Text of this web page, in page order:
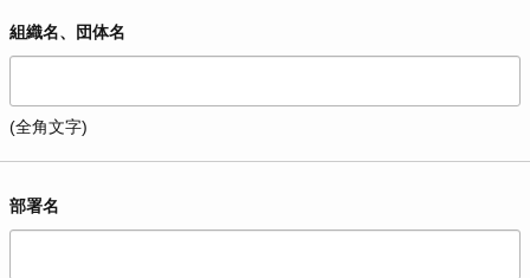
組織名、団体名
(全角文字)
部署名